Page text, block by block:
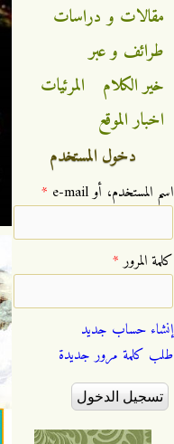
مقالات و دراسات
طرائف و عبر
خير الكلام
المرئيات
اخبار الموقع
دخول المستخدم
‏اسم المستخدم، أو e-mail ‏ *
‏كلمة المرور ‏*
إنشاء حساب جديد
طلب كلمة مرور جديدة